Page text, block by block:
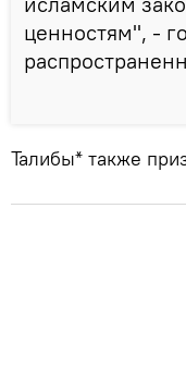
ценностям", -
Талибы* также